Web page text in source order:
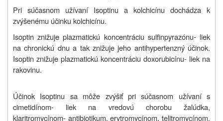
Pri súčasnom užívaní Isoptinu a kolchicínu dochádza k
zvýšenému účinku kolchicínu.
Isoptin znižuje plazmatickú koncentráciu sulfinpyrazónu- liek
na chronickú dnu a tak znižuje jeho antihypertenzný účinok.
Isoptin znižuje plazmatickú koncentráciu doxorubicínu- liek na
rakovinu.
Účinok Isoptinu sa môže zvýšiť pri súčasnom užívaní s
cimetidínom- liek na vredovú chorobu žalúdka,
klaritromycínom- antibiotikum, erytromycínom, telitromycínom,